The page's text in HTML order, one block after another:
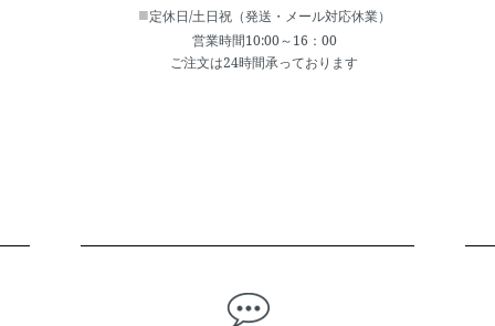
■定休日/土日祝（発送・メール対応休業）
営業時間10:00～16：00
ご注文は24時間承っております